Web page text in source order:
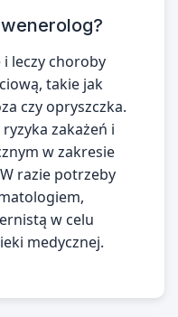
leczy choroby
takie jak
czy opryszczka.
zakażeń i
w zakresie
razie potrzeby
w celu
medycznej.